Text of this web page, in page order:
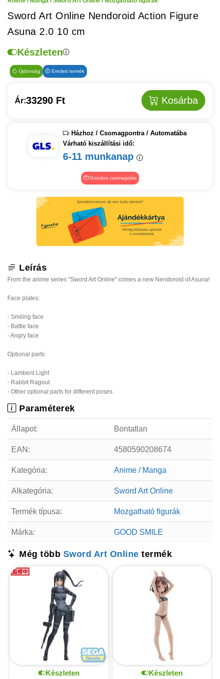
Sword Art Online Nendoroid Action Figure
Asuna 2.0 10 cm
Készleten
Újdonság Eredeti termék
Ár:33290 Ft Kosárba
Házhoz / Csomagpontra / Automatába
Várható kiszállítási idő:
6-11 munkanap
Gondos csomagolás
Leírás
From the anime series "Sword Art Online" comes a new Nendoroid of Asuna!
Face plates:
- Smiling face
- Battle face
- Angry face
Optional parts:
- Lambent Light
- Rabbit Ragout
- Other optional parts for different poses.
Paraméterek
Állapot: Bontatlan
EAN: 4580590208674
Kategória: Anime / Manga
Alkategória: Sword Art Online
Termék típusa: Mozgatható figurák
Márka: GOOD SMILE
Még több Sword Art Online termék
Készleten Készleten